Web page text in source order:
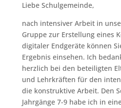
Liebe Schulgemeinde,
nach intensiver Arbeit in
Gruppe zur Erstellung eines
digitaler Endgeräte können
Ergebnis einsehen. Ich
herzlich bei den beteiligten
und Lehrkräften für den
die konstruktive Arbeit. Den
Jahrgänge 7-9 habe ich in